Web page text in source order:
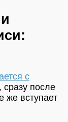
с
сразу после
же вступает